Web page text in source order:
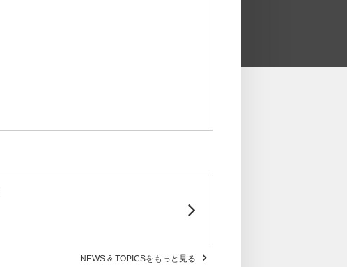
NEWS & TOPICSをもっと見る